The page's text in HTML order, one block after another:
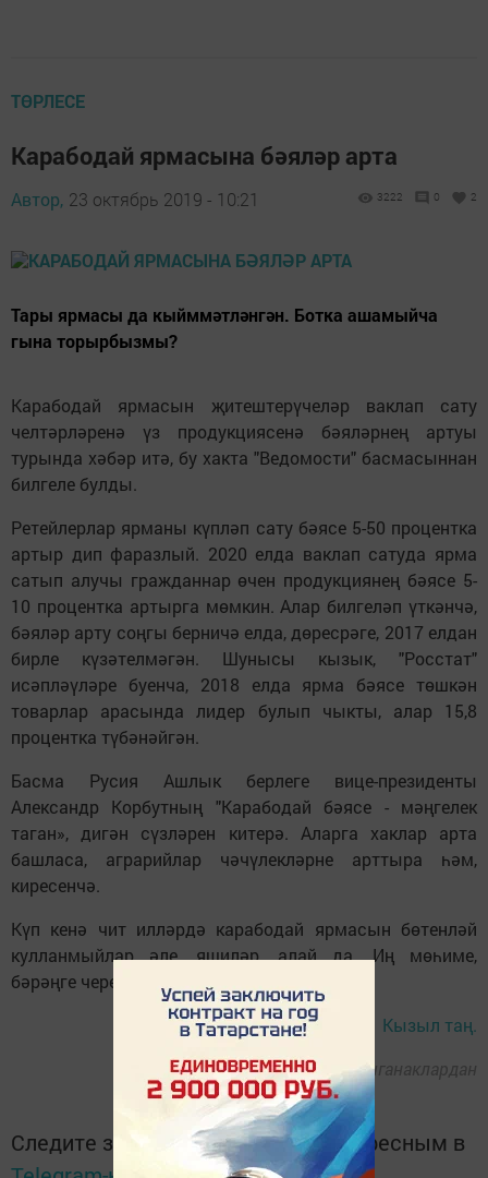
ТӨРЛЕСЕ
Карабодай ярмасына бәяләр арта
Автор, 23 октябрь 2019 - 10:21 3222 0 2
Тары ярмасы да кыйммәтләнгән. Ботка ашамыйча
гына торырбызмы?
Карабодай ярмасын җитештерүчеләр ваклап сату
челтәрләренә үз продукциясенә бәяләрнең артуы
турында хәбәр итә, бу хакта "Ведомости" басмасыннан
билгеле булды.
Ретейлерлар ярманы күпләп сату бәясе 5-50 процентка
артыр дип фаразлый. 2020 елда ваклап сатуда ярма
сатып алучы гражданнар өчен продукциянең бәясе 5-
10 процентка артырга мөмкин. Алар билгеләп үткәнчә,
бәяләр арту соңгы берничә елда, дөресрәге, 2017 елдан
бирле күзәтелмәгән. Шунысы кызык, "Росстат"
исәпләүләре буенча, 2018 елда ярма бәясе төшкән
товарлар арасында лидер булып чыкты, алар 15,8
процентка түбәнәйгән.
Басма Русия Ашлык берлеге вице-президенты
Александр Корбутның "Карабодай бәясе - мәңгелек
таган», дигән сүзләрен китерә. Аларга хаклар арта
башласа, аграрийлар чәчүлекләрне арттыра һәм,
киресенчә.
Күп кенә чит илләрдә карабодай ярмасын бөтенләй
кулланмыйлар әле, яшиләр, алай да. Иң мөһиме,
бәрәңге черемәсен...
Кызыл таң.
Фото: ачык чыганаклардан
Следите за самым важным и интересным в